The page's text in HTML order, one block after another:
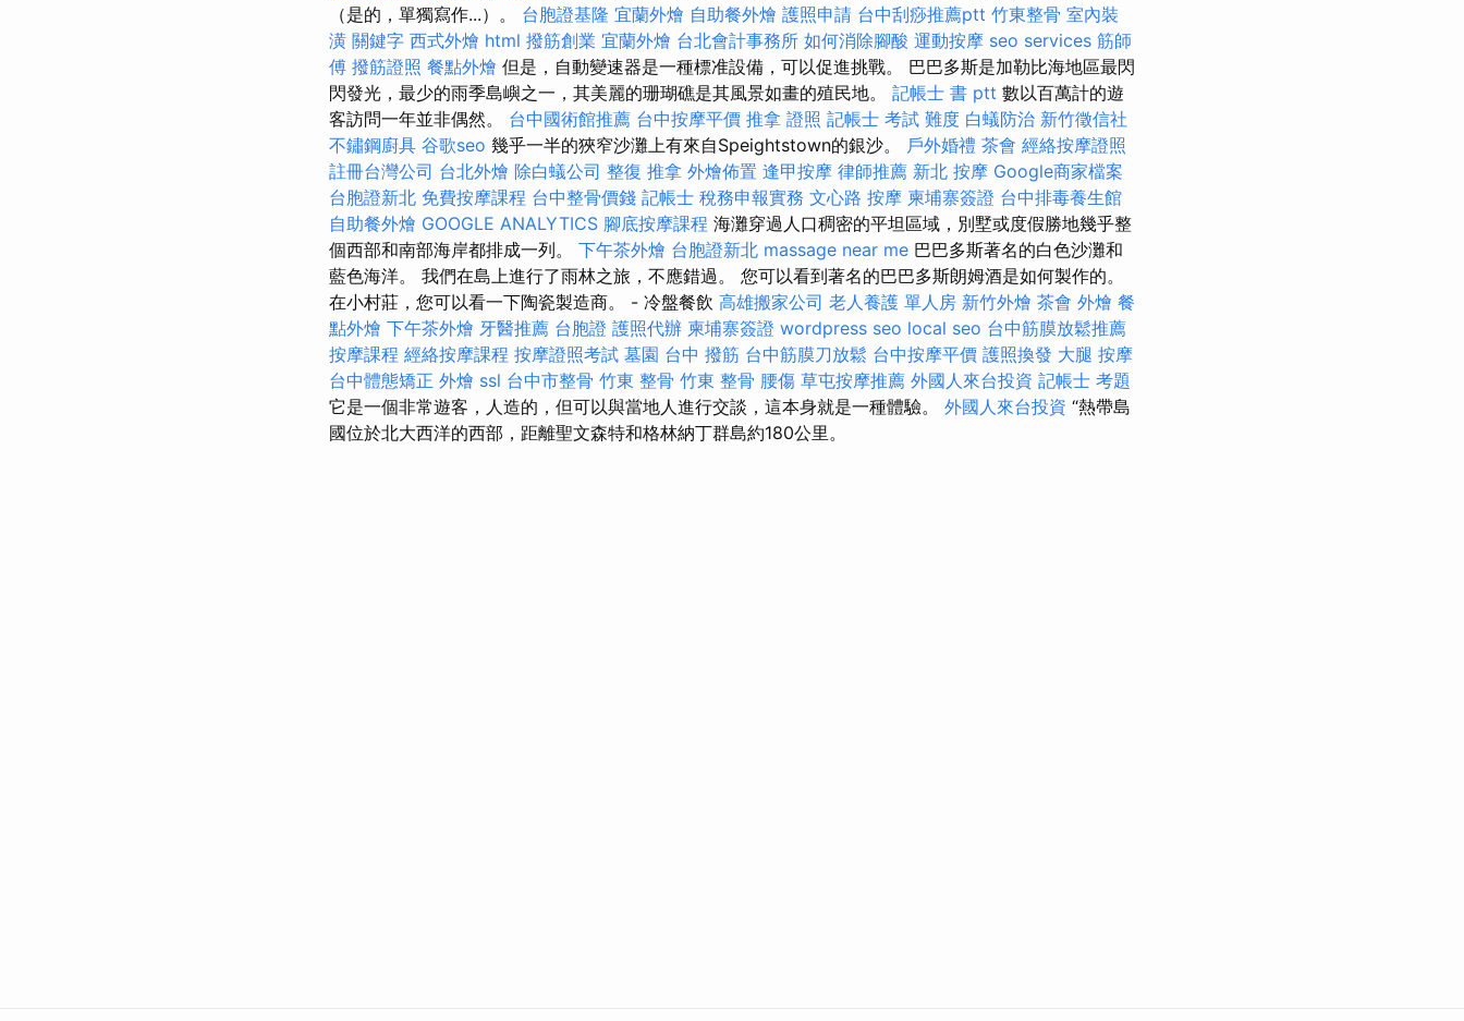
（是的，單獨寫作...）。 台胞證基隆 宜蘭外燴 自助餐外燴 護照申請 台中刮痧推薦ptt 竹東整骨 室內裝
潢 關鍵字 西式外燴 html 撥筋創業 宜蘭外燴 台北會計事務所 如何消除腳酸 運動按摩 seo services 筋師
傅 撥筋證照 餐點外燴 但是，自動變速器是一種標准設備，可以促進挑戰。 巴巴多斯是加勒比海地區最閃
閃發光，最少的雨季島嶼之一，其美麗的珊瑚礁是其風景如畫的殖民地。 記帳士 書 ptt 數以百萬計的遊
客訪問一年並非偶然。 台中國術館推薦 台中按摩平價 推拿 證照 記帳士 考試 難度 白蟻防治 新竹徵信社
不鏽鋼廚具 谷歌seo 幾乎一半的狹窄沙灘上有來自Speightstown的銀沙。 戶外婚禮 茶會 經絡按摩證照
註冊台灣公司 台北外燴 除白蟻公司 整復 推拿 外燴佈置 逢甲按摩 律師推薦 新北 按摩 Google商家檔案
台胞證新北 免費按摩課程 台中整骨價錢 記帳士 稅務申報實務 文心路 按摩 柬埔寨簽證 台中排毒養生館
自助餐外燴 GOOGLE ANALYTICS 腳底按摩課程 海灘穿過人口稠密的平坦區域，別墅或度假勝地幾乎整
個西部和南部海岸都排成一列。 下午茶外燴 台胞證新北 massage near me 巴巴多斯著名的白色沙灘和
藍色海洋。 我們在島上進行了雨林之旅，不應錯過。 您可以看到著名的巴巴多斯朗姆酒是如何製作的。
在小村莊，您可以看一下陶瓷製造商。 - 冷盤餐飲 高雄搬家公司 老人養護 單人房 新竹外燴 茶會 外燴 餐
點外燴 下午茶外燴 牙醫推薦 台胞證 護照代辦 柬埔寨簽證 wordpress seo local seo 台中筋膜放鬆推薦
按摩課程 經絡按摩課程 按摩證照考試 墓園 台中 撥筋 台中筋膜刀放鬆 台中按摩平價 護照換發 大腿 按摩
台中體態矯正 外燴 ssl 台中市整骨 竹東 整骨 竹東 整骨 腰傷 草屯按摩推薦 外國人來台投資 記帳士 考題
它是一個非常遊客，人造的，但可以與當地人進行交談，這本身就是一種體驗。 外國人來台投資 “熱帶島
國位於北大西洋的西部，距離聖文森特和格林納丁群島約180公里。